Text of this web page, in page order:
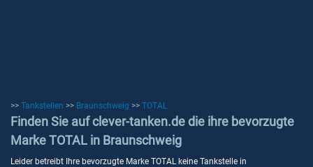
>> Tankstellen >> Braunschweig >> TOTAL
Finden Sie auf clever-tanken.de die ihre bevorzugte
Marke TOTAL in Braunschweig
Leider betreibt Ihre bevorzugte Marke TOTAL keine Tankstelle in